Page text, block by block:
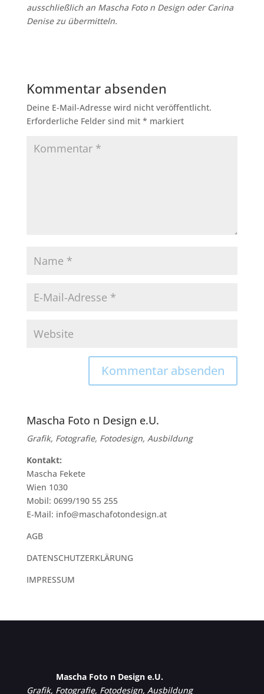
ausschließlich an Mascha Foto n Design oder Carina
Denise zu übermitteln.
Kommentar absenden
Deine E-Mail-Adresse wird nicht veröffentlicht.
Erforderliche Felder sind mit * markiert
Mascha Foto n Design e.U.
Grafik, Fotografie, Fotodesign, Ausbildung
Kontakt:
Mascha Fekete
Wien 1030
Mobil: 0699/190 55 255
E-Mail: info@maschafotondesign.at
AGB
DATENSCHUTZERKLÄRUNG
IMPRESSUM
Mascha Foto n Design e.U.
Grafik, Fotografie, Fotodesign, Ausbildung